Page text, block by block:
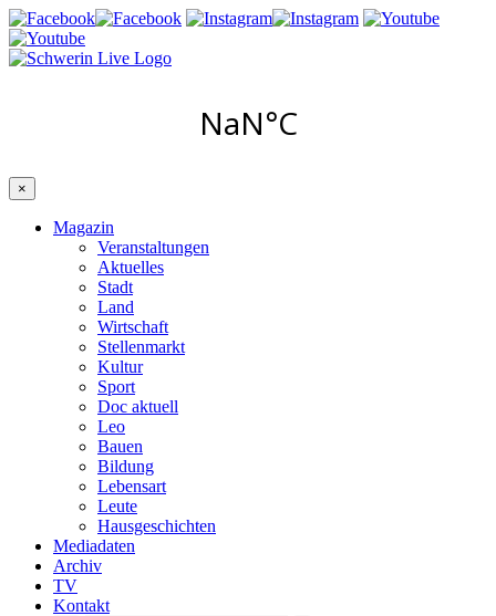
×
Magazin
Veranstaltungen
Aktuelles
Stadt
Land
Wirtschaft
Stellenmarkt
Kultur
Sport
Doc aktuell
Leo
Bauen
Bildung
Lebensart
Leute
Hausgeschichten
Mediadaten
Archiv
TV
Kontakt